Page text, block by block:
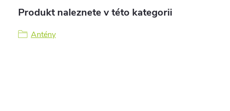
Produkt naleznete v této kategorii
Antény